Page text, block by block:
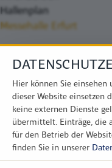
Hallenplan
Messehalle Erfurt
Hier können Sie
dieser Website einsetzen
keine externen Dienste
übermittelt. Einträge, die
für den Betrieb der
finden Sie in unserer